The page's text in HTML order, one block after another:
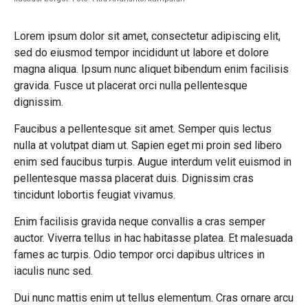
Lorem ipsum dolor sit amet, consectetur adipiscing elit,
sed do eiusmod tempor incididunt ut labore et dolore
magna aliqua. Ipsum nunc aliquet bibendum enim facilisis
gravida. Fusce ut placerat orci nulla pellentesque
dignissim.
Faucibus a pellentesque sit amet. Semper quis lectus
nulla at volutpat diam ut. Sapien eget mi proin sed libero
enim sed faucibus turpis. Augue interdum velit euismod in
pellentesque massa placerat duis. Dignissim cras
tincidunt lobortis feugiat vivamus.
Enim facilisis gravida neque convallis a cras semper
auctor. Viverra tellus in hac habitasse platea. Et malesuada
fames ac turpis. Odio tempor orci dapibus ultrices in
iaculis nunc sed.
Dui nunc mattis enim ut tellus elementum. Cras ornare arcu